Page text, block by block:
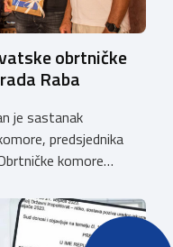
obrtničke
Raba
je sastanak
predsjednika
komore
obrtnika Rab, Željka
Raba. Tom prilikom